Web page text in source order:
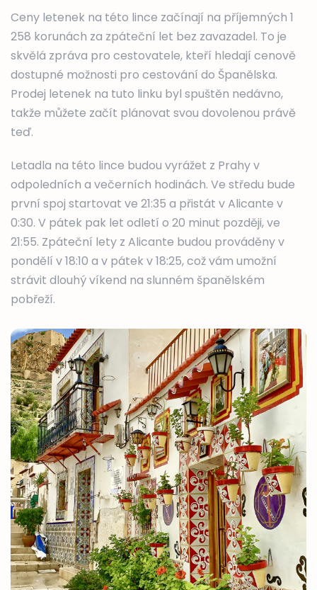
Ceny letenek na této lince začínají na příjemných 1
258 korunách za zpáteční let bez zavazadel. To je
skvělá zpráva pro cestovatele, kteří hledají cenově
dostupné možnosti pro cestování do Španělska.
Prodej letenek na tuto linku byl spuštěn nedávno,
takže můžete začít plánovat svou dovolenou právě
teď.
Letadla na této lince budou vyrážet z Prahy v
odpoledních a večerních hodinách. Ve středu bude
první spoj startovat ve 21:35 a přistát v Alicante v
0:30. V pátek pak let odletí o 20 minut později, ve
21:55. Zpáteční lety z Alicante budou prováděny v
pondělí v 18:10 a v pátek v 18:25, což vám umožní
strávit dlouhý víkend na slunném španělském
pobřeží.